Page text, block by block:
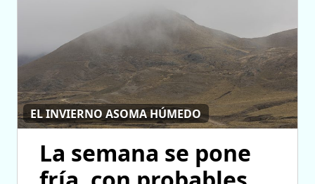
EL INVIERNO ASOMA HÚMEDO
La semana se pone